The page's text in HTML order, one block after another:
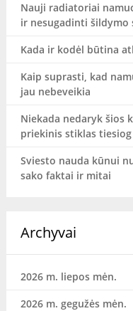
Nauji radiatoriai
ir nesugadinti šildymo
Kada ir kodėl būtina
Kaip suprasti, kad
jau nebeveikia
Niekada nedaryk šios
priekinis stiklas
Sviesto nauda kūnui
sako faktai ir mitai
Archyvai
2026 m. liepos mėn.
2026 m. gegužės mėn.